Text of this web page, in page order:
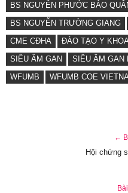
BS NGUYỄN PHƯỚC BẢO
BS NGUYỄN TRƯỜNG GIANG
CME CĐHA
ĐÀO TẠO Y
SIÊU ÂM GAN
SIÊU ÂM GAN
WFUMB
WFUMB COE
←
Hội chứng